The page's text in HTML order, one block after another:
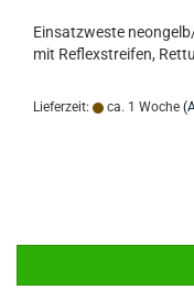
Einsatzweste
mit Reflexstreifen,
Lieferzeit: ca. 1 Woche